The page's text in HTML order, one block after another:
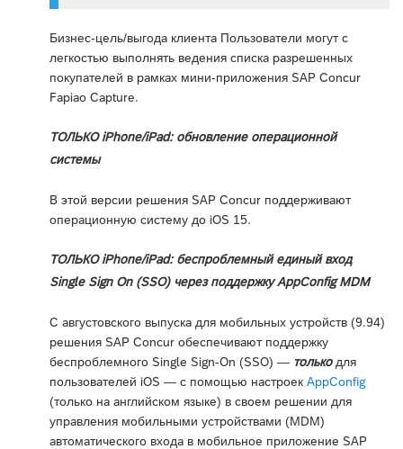
Бизнес-цель/выгода клиента Пользователи могут с
легкостью выполнять ведения списка разрешенных
покупателей в рамках мини-приложения SAP Concur
Fapiao Capture.
ТОЛЬКО iPhone/iPad: обновление операционной
системы
В этой версии решения SAP Concur поддерживают
операционную систему до iOS 15.
ТОЛЬКО iPhone/iPad: беспроблемный единый вход
Single Sign On (SSO) через поддержку AppConfig MDM
С августовского выпуска для мобильных устройств (9.94)
решения SAP Concur обеспечивают поддержку
беспроблемного Single Sign-On (SSO) — толькодля
пользователей iOS — с помощью настроек AppConfig
(только на английском языке) в своем решении для
управления мобильными устройствами (MDM)
автоматического входа в мобильное приложение SAP